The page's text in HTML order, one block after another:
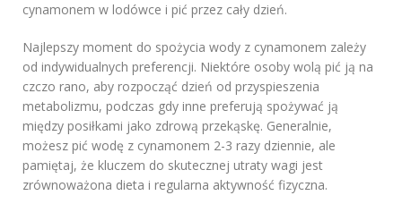
cynamonem w lodówce i pić przez cały dzień.
Najlepszy moment do spożycia wody z cynamonem zależy
od indywidualnych preferencji. Niektóre osoby wolą pić ją na
czczo rano, aby rozpocząć dzień od przyspieszenia
metabolizmu, podczas gdy inne preferują spożywać ją
między posiłkami jako zdrową przekąskę. Generalnie,
możesz pić wodę z cynamonem 2-3 razy dziennie, ale
pamiętaj, że kluczem do skutecznej utraty wagi jest
zrównoważona dieta i regularna aktywność fizyczna.